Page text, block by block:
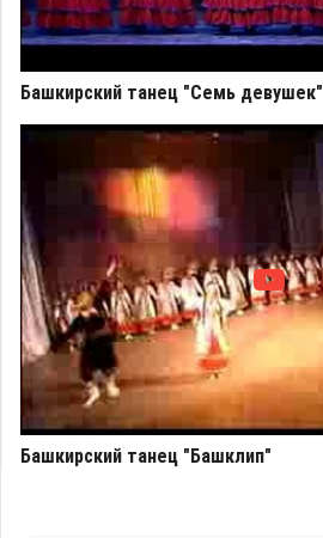
Башкирский танец "Семь девушек"
Башкирский танец "Башклип"